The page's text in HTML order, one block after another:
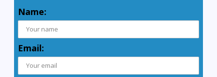
Name:
Email: